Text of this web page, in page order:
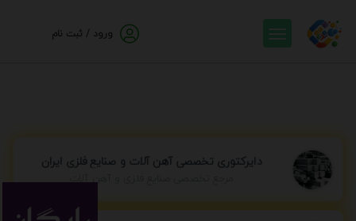
ورود / ثبت نام
دایرکتوری تخصصی آهن آلات و صنایع فلزی ایران
مرجع تخصصی صنایع فلزی و آهن آلات